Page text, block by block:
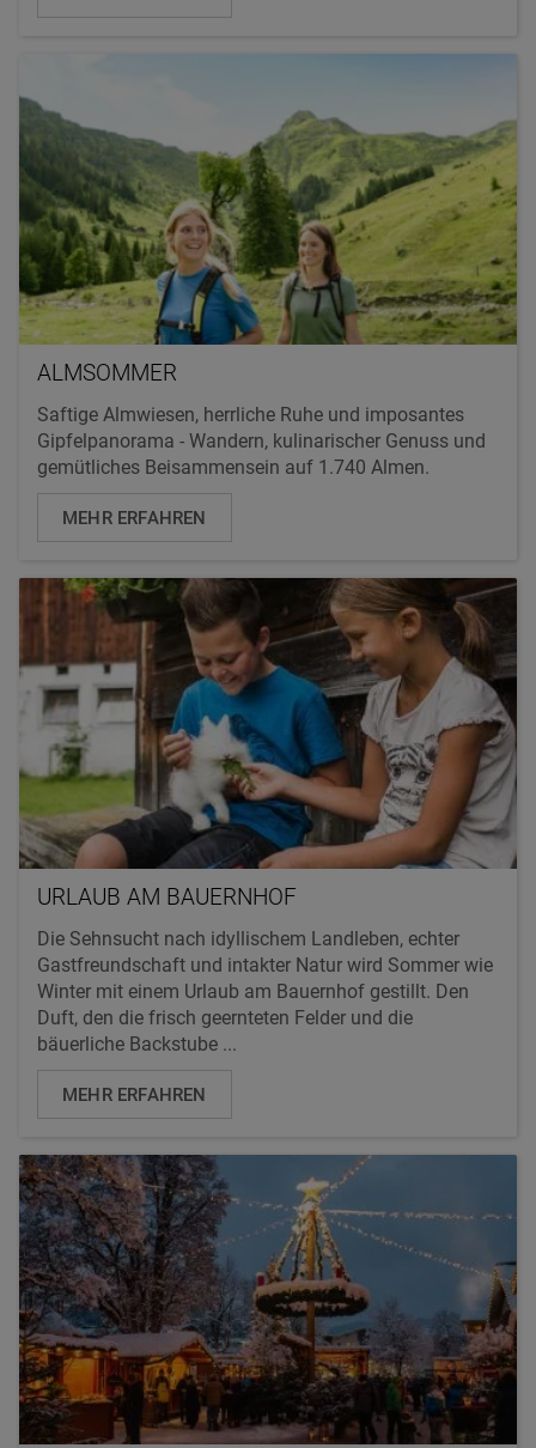
ALMSOMMER
Saftige Almwiesen, herrliche Ruhe und imposantes
Gipfelpanorama - Wandern, kulinarischer Genuss und
gemütliches Beisammensein auf 1.740 Almen.
MEHR ERFAHREN
URLAUB AM BAUERNHOF
Die Sehnsucht nach idyllischem Landleben, echter
Gastfreundschaft und intakter Natur wird Sommer wie
Winter mit einem Urlaub am Bauernhof gestillt. Den
Duft, den die frisch geernteten Felder und die
bäuerliche Backstube ...
MEHR ERFAHREN